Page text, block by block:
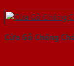
Cửa Gỗ Chống